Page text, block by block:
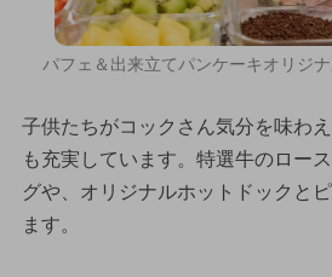
パフェ＆出来立てパンケーキオリジ
子供たちがコックさん気分を味わ
も充実しています。特選牛のロー
グや、オリジナルホットドックと
ます。